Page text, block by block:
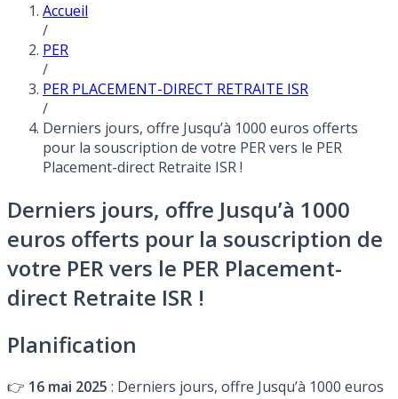
Accueil
/
PER
/
PER PLACEMENT-DIRECT RETRAITE ISR
/
Derniers jours, offre Jusqu’à 1000 euros offerts
pour la souscription de votre PER vers le PER
Placement-direct Retraite ISR !
Derniers jours, offre Jusqu’à 1000
euros offerts pour la souscription de
votre PER vers le PER Placement-
direct Retraite ISR !
Planification
👉 16 mai 2025 : Derniers jours, offre Jusqu’à 1000 euros